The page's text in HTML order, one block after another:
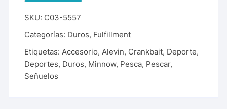
SKU: C03-5557
Categorías: Duros, Fulfillment
Etiquetas:Accesorio,Alevin, Crankbait, Deporte,
Deportes, Duros, Minnow, Pesca, Pescar,
Señuelos